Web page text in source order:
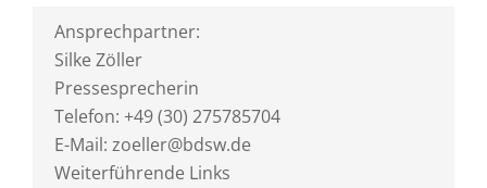
Ansprechpartner:
Silke Zöller
Pressesprecherin
Telefon: +49 (30) 275785704
E-Mail: zoeller@bdsw.de
Weiterführende Links